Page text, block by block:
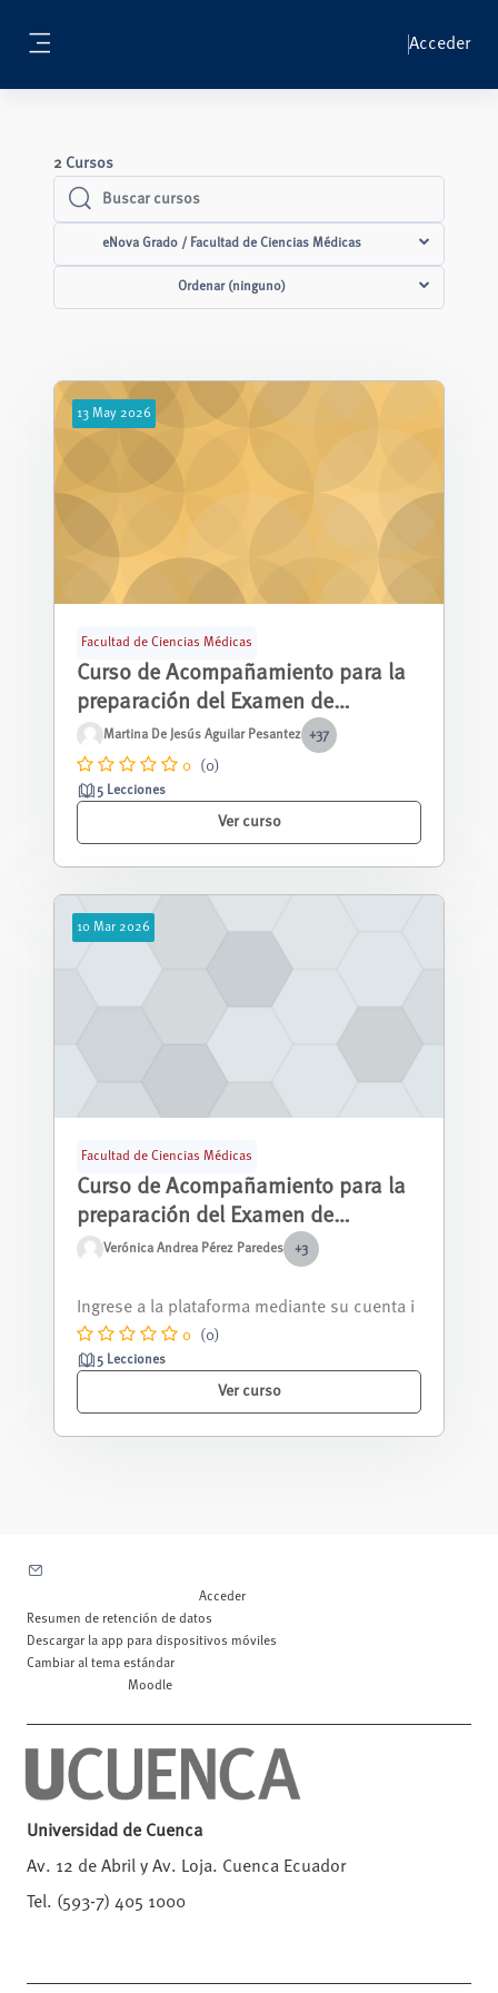
Acceder
2 Cursos
Buscar cursos
Buscar cursos
eNova Grado / Facultad de Ciencias Médicas
Ordenar (ninguno)
13 May 2026
Facultad de Ciencias Médicas
Curso de Acompañamiento para la
preparación del Examen de
Habilitación para el Ejercicio
Profesional (EHEP) de la carrera de
Enfermería
Martina De Jesús Aguilar Pesantez +37
0 (0)
5 Lecciones
Ver curso
10 Mar 2026
Facultad de Ciencias Médicas
Curso de Acompañamiento para la
preparación del Examen de
Habilitación para el Ejercicio
Profesional (EHEP) de la carrera de
Medicina
Verónica Andrea Pérez Paredes +3
ra el Curso de Acompañamiento para la...
0 (0)
5 Lecciones
Ver curso
Acceder
Resumen de retención de datos
Descargar la app para dispositivos móviles
Cambiar al tema estándar
Moodle
Universidad de Cuenca
Av. 12 de Abril y Av. Loja. Cuenca Ecuador
Tel. (593-7) 405 1000